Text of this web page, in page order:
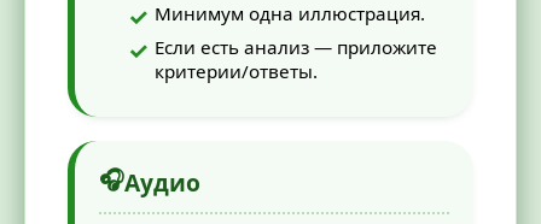
Минимум одна иллюстрация.
Если есть анализ — приложите
критерии/ответы.
🎧Аудио